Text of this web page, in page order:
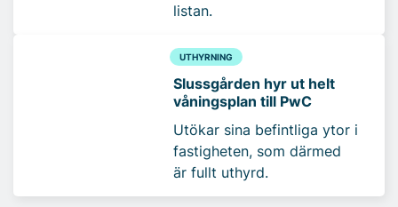
listan.
UTHYRNING
Slussgården hyr ut helt
våningsplan till PwC
Utökar sina befintliga ytor i
fastigheten, som därmed
är fullt uthyrd.